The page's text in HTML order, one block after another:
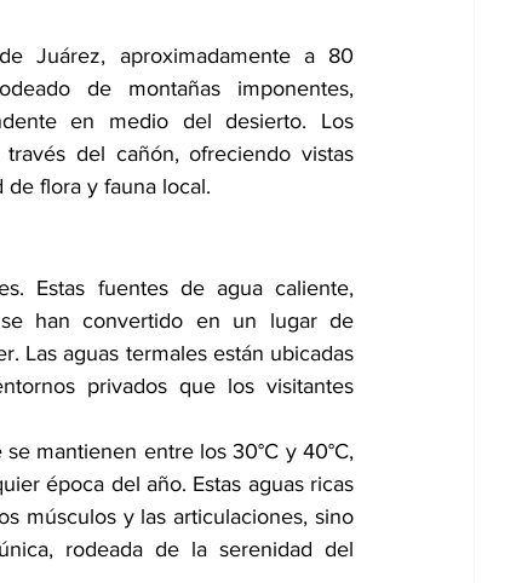
Juárez, aproximadamente a 80
de montañas imponentes,
en medio del desierto. Los
del cañón, ofreciendo vistas
de flora y fauna local.
Estas fuentes de agua caliente,
se han convertido en un lugar de
Las aguas termales están ubicadas
privados que los visitantes
mantienen entre los 30°C y 40°C,
época del año. Estas aguas ricas
músculos y las articulaciones, sino
rodeada de la serenidad del